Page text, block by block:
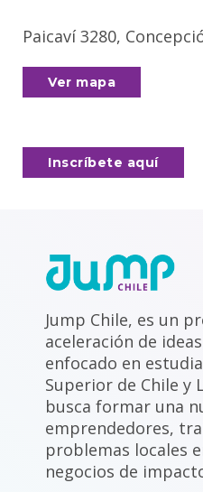
Paicaví 3280,
Ver mapa
Inscríbete aquí
Jump Chile, es un
aceleración de
enfocado en
Superior de Chile y
busca formar una
emprendedores,
problemas locales
negocios de